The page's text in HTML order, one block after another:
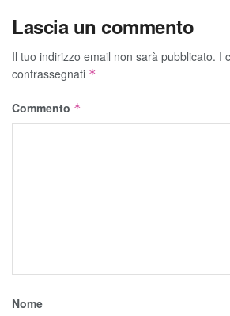
Lascia un commento
Il tuo indirizzo email non sarà pubblicato. I
contrassegnati *
Commento *
Nome